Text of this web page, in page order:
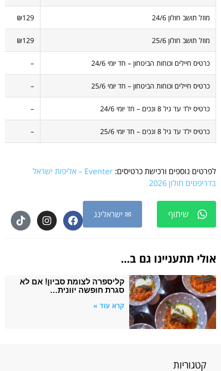
מוזל תושב חולון 24/6 ₪129
מוזל תושב חולון 25/6 ₪129
כרטיס חיילים וכוחות הביטחון – חד יומי 24/6 –
כרטיס חיילים וכוחות הביטחון – חד יומי 25/6 –
כרטיס ילד עד גיל 8 ונכים – חד יומי 24/6 –
כרטיס ילד עד גיל 8 ונכים – חד יומי 25/6 –
לפרטים נוספים ורכישת כרטיסים:
Eventer – אליפות ישראל
בדריפטים חולון 2026
שיתוף ✉ ישראלינג
אולי תתעניינו גם ב...
קליספרה לצומת סביון! אם לא
סגרת חופשה יוונית…
קרא עוד »
קטגוריות